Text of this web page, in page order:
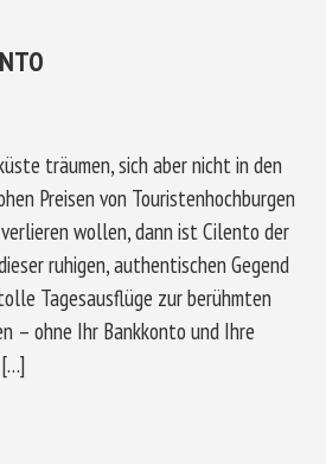
träumen, sich aber nicht in den
Preisen von Touristenhochburgen
wollen, dann ist Cilento der
ruhigen, authentischen Gegend
Tagesausflüge zur berühmten
– ohne Ihr Bankkonto und Ihre
[…]